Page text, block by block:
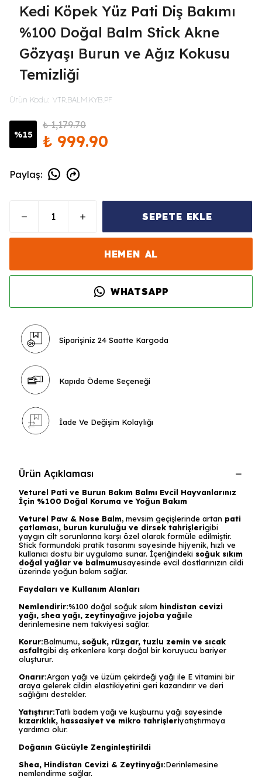
Kedi Köpek Yüz Pati Diş Bakımı
%100 Doğal Balm Stick Akne
Gözyaşı Burun ve Ağız Kokusu
Temizliği
Ürün Kodu: VTR.BALM.KYB.PF
%15
₺ 1,179.70
₺ 999.90
Paylaş:
SEPETE EKLE
HEMEN AL
WHATSAPP
Siparişiniz 24 Saatte Kargoda
Kapıda Ödeme Seçeneği
İade Ve Değişim Kolaylığı
Ürün Açıklaması
Veturel Pati ve Burun Bakım Balmı Evcil Hayvanlarınız
İçin %100 Doğal Koruma ve Yoğun Bakım
Veturel Paw & Nose Balm, mevsim geçişlerinde artan pati
çatlaması, burun kuruluğu ve dirsek tahrişlerigibi
yaygın cilt sorunlarına karşı özel olarak formüle edilmiştir.
Stick formundaki pratik tasarımı sayesinde hijyenik, hızlı ve
kullanıcı dostu bir uygulama sunar. İçeriğindeki soğuk sıkım
doğal yağlar ve balmumusayesinde evcil dostlarınızın cildi
üzerinde yoğun bakım sağlar.
Faydaları ve Kullanım Alanları
Nemlendirir:%100 doğal soğuk sıkım hindistan cevizi
yağı, shea yağı, zeytinyağıve jojoba yağıile
derinlemesine nem takviyesi sağlar.
Korur:Balmumu, soğuk, rüzgar, tuzlu zemin ve sıcak
asfaltgibi dış etkenlere karşı doğal bir koruyucu bariyer
oluşturur.
Onarır:Argan yağı ve üzüm çekirdeği yağı ile E vitamini bir
araya gelerek cildin elastikiyetini geri kazandırır ve deri
sağlığını destekler.
Yatıştırır:Tatlı badem yağı ve kuşburnu yağı sayesinde
kızarıklık, hassasiyet ve mikro tahrişleriyatıştırmaya
yardımcı olur.
Doğanın Gücüyle Zenginleştirildi
Shea, Hindistan Cevizi & Zeytinyağı:Derinlemesine
nemlendirme sağlar.